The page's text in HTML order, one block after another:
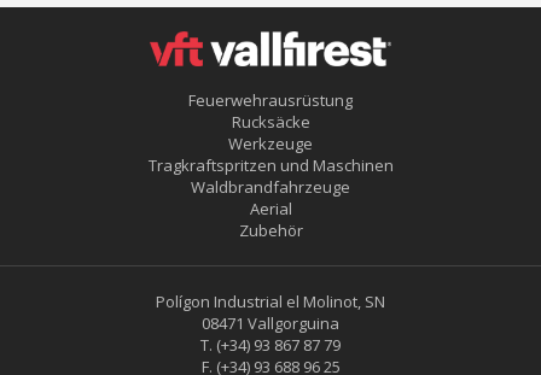
Feuerwehrausrüstung
Rucksäcke
Werkzeuge
Tragkraftspritzen und Maschinen
Waldbrandfahrzeuge
Aerial
Zubehör
Polígon Industrial el Molinot, SN
08471 Vallgorguina
T. (+34) 93 867 87 79
F. (+34) 93 688 96 25